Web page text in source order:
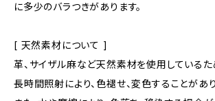
に多少のバラつきがあります。
[ 天然素材について ]
革、サイザル麻など天然素材を使用している
長時間照射により、色褪せ、変色することがあり